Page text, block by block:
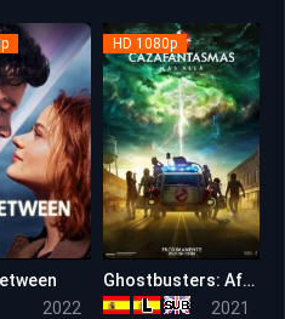
2022
HD 1080p
Ghostbusters: Afterlife
2021